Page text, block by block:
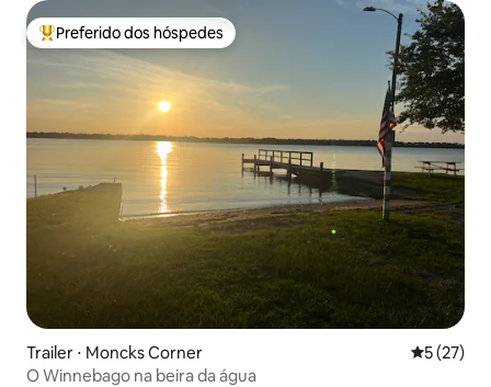
Entre os melhores preferidos dos hóspedes
Preferido dos hóspedes
Trailer ⋅ Moncks Corner 5 de uma
5 (27)
O Winnebago na beira da água